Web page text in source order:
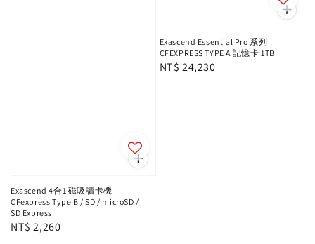
Exascend 4合1 磁吸讀卡機
CFexpress Type B / SD / microSD /
SD Express
Regular
NT$ 2,260
Exascend Essential Pro 系列
CFEXPRESS TYPE A 記憶卡 1TB
Regular
NT$ 24,230